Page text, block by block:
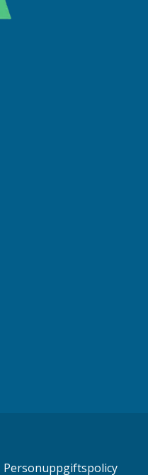
Personuppgiftspolicy